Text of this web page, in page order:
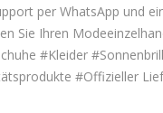
per WhatsApp und
Sie Ihren
#Kleider
#Offizieller